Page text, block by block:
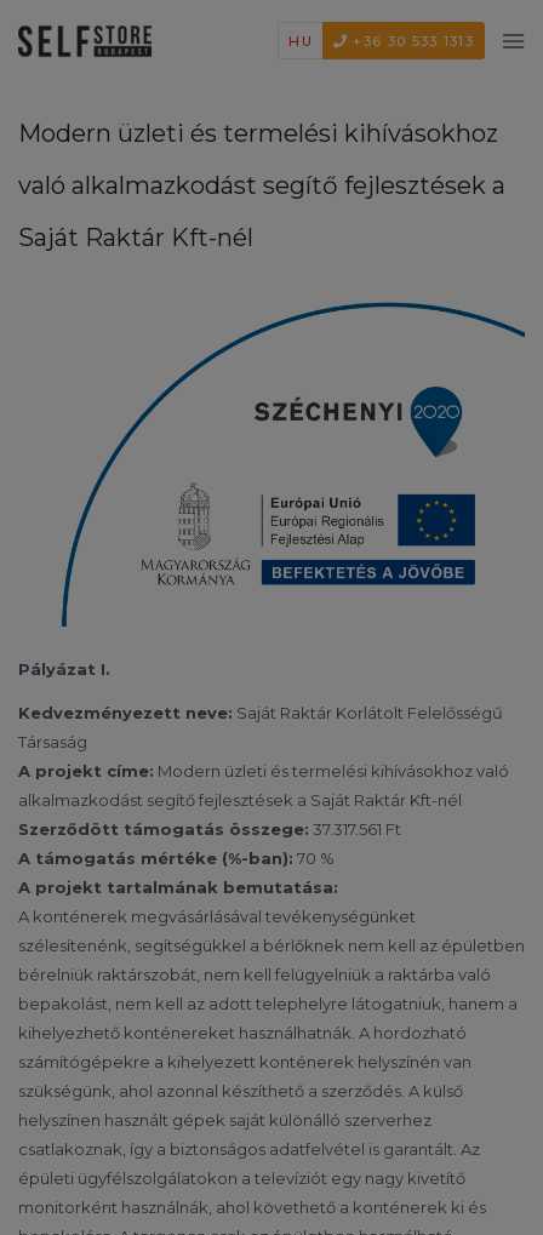
HU +36 30 533 1313
Modern üzleti és termelési kihívásokhoz
való alkalmazkodást segítő fejlesztések a
Saját Raktár Kft-nél
Pályázat I.
Kedvezményezett neve: Saját Raktár Korlátolt Felelősségű
Társaság
A projekt címe: Modern üzleti és termelési kihívásokhoz való
alkalmazkodást segítő fejlesztések a Saját Raktár Kft-nél
Szerződött támogatás összege: 37.317.561 Ft
A támogatás mértéke (%-ban): 70 %
A projekt tartalmának bemutatása:
A konténerek megvásárlásával tevékenységünket
szélesítenénk, segítségükkel a bérlőknek nem kell az épületben
bérelniük raktárszobát, nem kell felügyelniük a raktárba való
bepakolást, nem kell az adott telephelyre látogatniuk, hanem a
kihelyezhető konténereket használhatnák. A hordozható
számítógépekre a kihelyezett konténerek helyszínén van
szükségünk, ahol azonnal készíthető a szerződés. A külső
helyszínen használt gépek saját különálló szerverhez
csatlakoznak, így a biztonságos adatfelvétel is garantált. Az
épületi ügyfélszolgálatokon a televíziót egy nagy kivetítő
monitorként használnák, ahol követhető a konténerek ki és